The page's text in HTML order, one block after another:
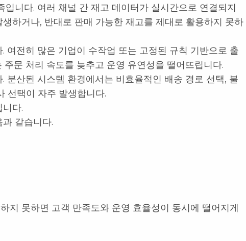
입니다. 여러 채널 간 재고 데이터가 실시간으로 연결되지
하거나, 반대로 판매 가능한 재고를 제대로 활용하지 못하
여전히 많은 기업이 수작업 또는 고정된 규칙 기반으로 출
문 처리 속도를 늦추고 운영 유연성을 떨어뜨립니다.
분산된 시스템 환경에서는 비효율적인 배송 경로 선택, 불
선택이 자주 발생합니다.
다.
같습니다.
지 못하면 고객 만족도와 운영 효율성이 동시에 떨어지게